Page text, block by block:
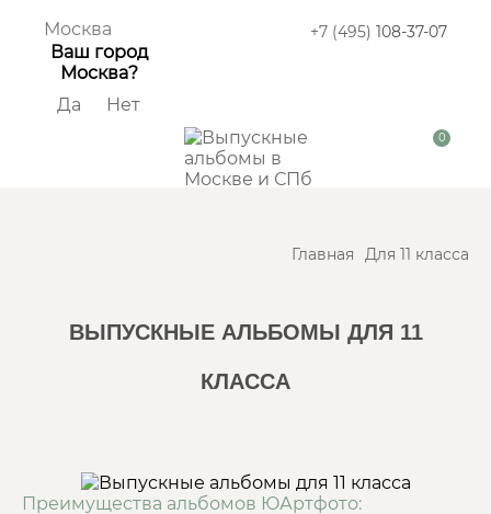
Москва
Ваш город
Москва?
Да
Нет
+7 (495) 108-37-07
0
Главная Для 11 класса
ВЫПУСКНЫЕ АЛЬБОМЫ ДЛЯ 11
КЛАССА
Преимущества альбомов ЮАртфото: